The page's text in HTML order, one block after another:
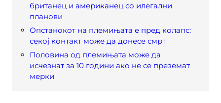
британец и американец со илегални
планови
Опстанокот на племињата е пред колапс:
секој контакт може да донесе смрт
Половина од племињата може да
исчезнат за 10 години ако не се преземат
мерки